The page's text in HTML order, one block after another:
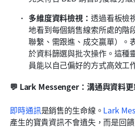
多維度資料檢視： 透過看板檢
地看到每個銷售線索所處的階
聯繫、需跟進、成交贏單）。
於資料篩選與批次操作。這種
員能以自己偏好的方式高效工
💬 Lark Messenger：溝通與資料
即時通訊是銷售的生命線。 Lark
產生的寶貴資訊不會遺失，而是回